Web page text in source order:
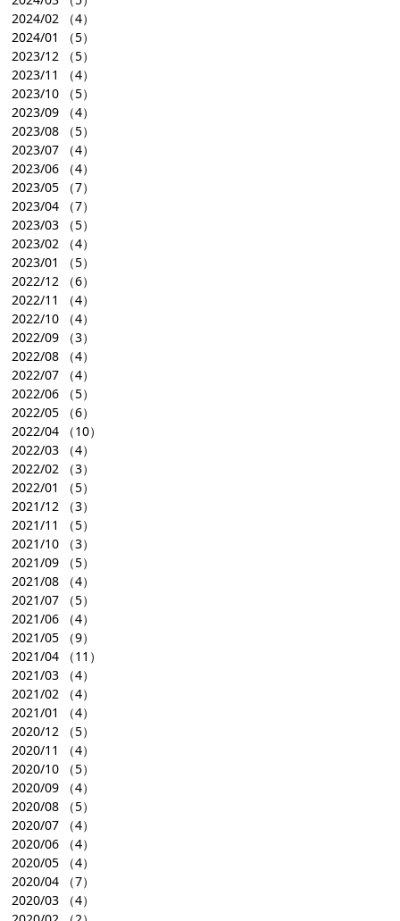
2024/02 （4）
2024/01
（5）
2023/12 （5）
2023/11
（4）
2023/10 （5）
2023/09 （4）
2023/08 （5）
2023/07 （4）
2023/06 （4）
2023/05 （7）
2023/04 （7）
2023/03 （5）
2023/02 （4）
2023/01
（5）
2022/12 （6）
2022/11
（4）
2022/10 （4）
2022/09 （3）
2022/08 （4）
2022/07 （4）
2022/06 （5）
2022/05 （6）
2022/04 （10）
2022/03 （4）
2022/02 （3）
2022/01
（5）
2021/12 （3）
2021/11
（5）
2021/10 （3）
2021/09 （5）
2021/08 （4）
2021/07 （5）
2021/06 （4）
2021/05 （9）
2021/04 （11）
2021/03 （4）
2021/02 （4）
2021/01
（4）
2020/12 （5）
2020/11
（4）
2020/10 （5）
2020/09 （4）
2020/08 （5）
2020/07 （4）
2020/06 （4）
2020/05 （4）
2020/04 （7）
2020/03 （4）